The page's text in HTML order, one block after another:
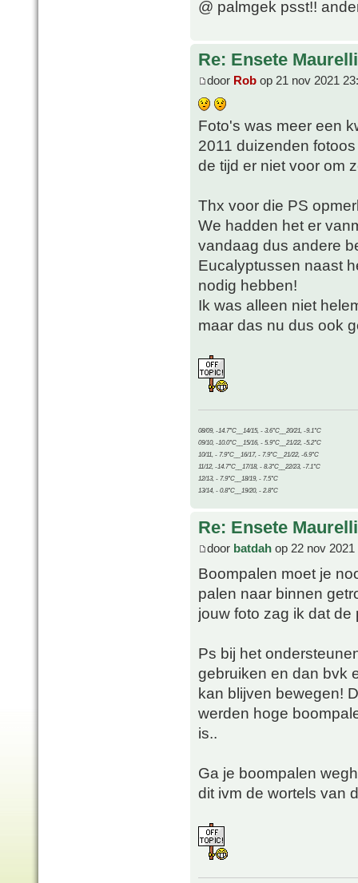
@ palmgek psst!!
Re: Ensete
door Rob op 21 nov 2021
Foto's was meer een
2011 duizenden
de tijd er niet voor om
Thx voor die PS
We hadden het er
vandaag dus andere
Eucalyptussen naast
nodig hebben!
Ik was alleen niet
maar das nu dus ook
08/09, -14.7°C__14/15, - 3.6°C__20/21, -9.1°C
09/10, -10.0°C__15/16, - 5.9°C__21/22, -5.2°C
10/11, - 7.9°C__16/17, - 7.9°C__21/22, -6.9°C
11/12, -14.7°C__17/18, - 8.3°C__22/23, -7.1°C
12/13, - 7.9°C__18/19, - 7.5°C
13/14, - 0.8°C__19/20, - 2.8°C
Re: Ensete
door batdah op 22 nov 2021
Boompalen moet je
palen naar binnen
jouw foto zag ik dat
Ps bij het
gebruiken en dan bvk
kan blijven bewegen!
werden hoge
is..
Ga je boompalen
dit ivm de wortels van